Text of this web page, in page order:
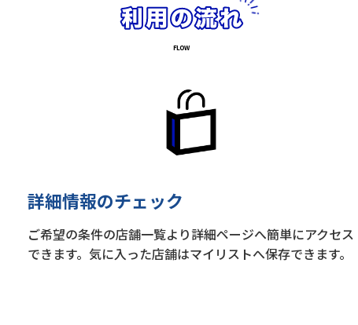
詳細情報のチェック
ご希望の条件の店舗一覧より詳細ページへ簡単にアクセス
できます。気に入った店舗はマイリストへ保存できます。